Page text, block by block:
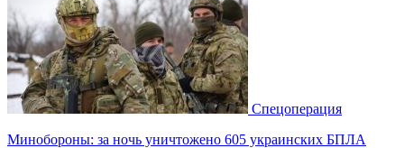
Спецоперация
Минобороны: за ночь уничтожено 605 украинских БПЛА